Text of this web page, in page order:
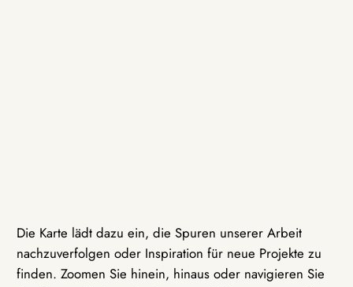
Die Karte lädt dazu ein, die Spuren unserer Arbeit
nachzuverfolgen oder Inspiration für neue Projekte zu
finden. Zoomen Sie hinein, hinaus oder navigieren Sie